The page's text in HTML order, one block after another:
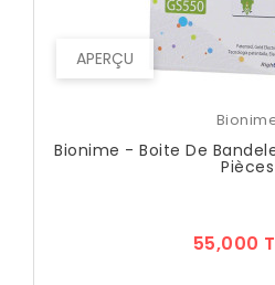
APERÇU
Bionime - Boite De
Pièces
55,000